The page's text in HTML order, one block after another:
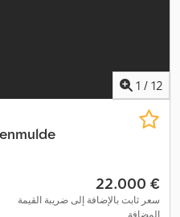
1 / 12
‏22.000 €
سعر ثابت بالإضافة إلى ضريبة القيمة
المضافة